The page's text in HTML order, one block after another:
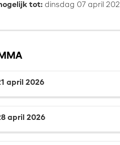
tot: dinsdag 07 april
april 2026
april 2026